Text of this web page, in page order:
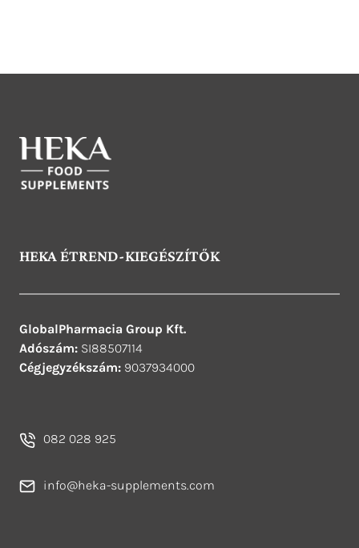
HEKA ÉTREND-KIEGÉSZÍTŐK
GlobalPharmacia Group Kft.
Adószám: SI88507114
Cégjegyzékszám: 9037934000
082 028 925
info@heka-supplements.com